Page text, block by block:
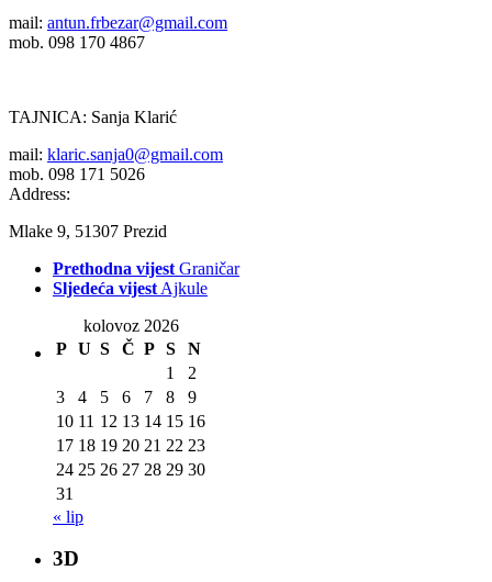
mail: antun.frbezar@gmail.com
mob. 098 170 4867
TAJNICA: Sanja Klarić
mail: klaric.sanja0@gmail.com
mob. 098 171 5026
Address:
Mlake 9, 51307 Prezid
Prethodna vijest Graničar
Sljedeća vijest Ajkule
kolovoz 2026
P U S Č P S
N
1
2
3
4 5 6 7 8
9
10 11 12 13 14 15 16
17 18 19 20 21 22 23
24 25 26 27 28 29 30
31
« lip
3D